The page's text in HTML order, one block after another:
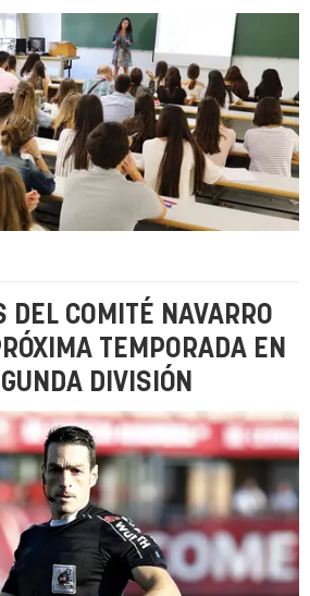
DEL COMITÉ NAVARRO
TEMPORADA EN
DIVISIÓN